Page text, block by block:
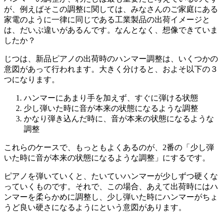
が、例えばそこの調整に関しては、みなさんのご家庭にある
家電のように一律に同じである工業製品の出荷イメージと
は、だいぶ違いがあるんです。なんとなく、想像できていま
したか？
じつは、新品ピアノの出荷時のハンマー調整は、いくつかの
意図があって行われます。大きく分けると、およそ以下の３
つになります。
ハンマーにあまり手を加えず、すぐに弾ける状態
少し弾いた時に音が本来の状態になるような調整
かなり弾き込んだ時に、音が本来の状態になるような
調整
これらのケースで、もっともよくあるのが、2番の「少し弾
いた時に音が本来の状態になるような調整」にするです。
ピアノを弾いていくと、たいていハンマーが少しずつ硬くな
っていくものです。それで、この場合、あえて出荷時にはハ
ンマーを柔らかめに調整し、少し弾いた時にハンマーがちょ
うど良い硬さになるようにという意図があります。